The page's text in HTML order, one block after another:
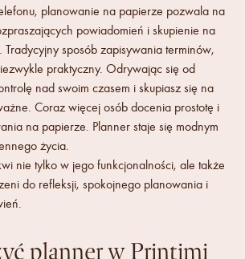
planowanie na papierze pozwala na
powiadomień i skupienie na
Tradycyjny sposób zapisywania terminów,
praktyczny. Odrywając się od
nad swoim czasem i skupiasz się na
Coraz więcej osób docenia prostotę i
na papierze. Planner staje się modnym
życia.
nie tylko w jego funkcjonalności, ale także
do refleksji, spokojnego planowania i
planner w Printimi